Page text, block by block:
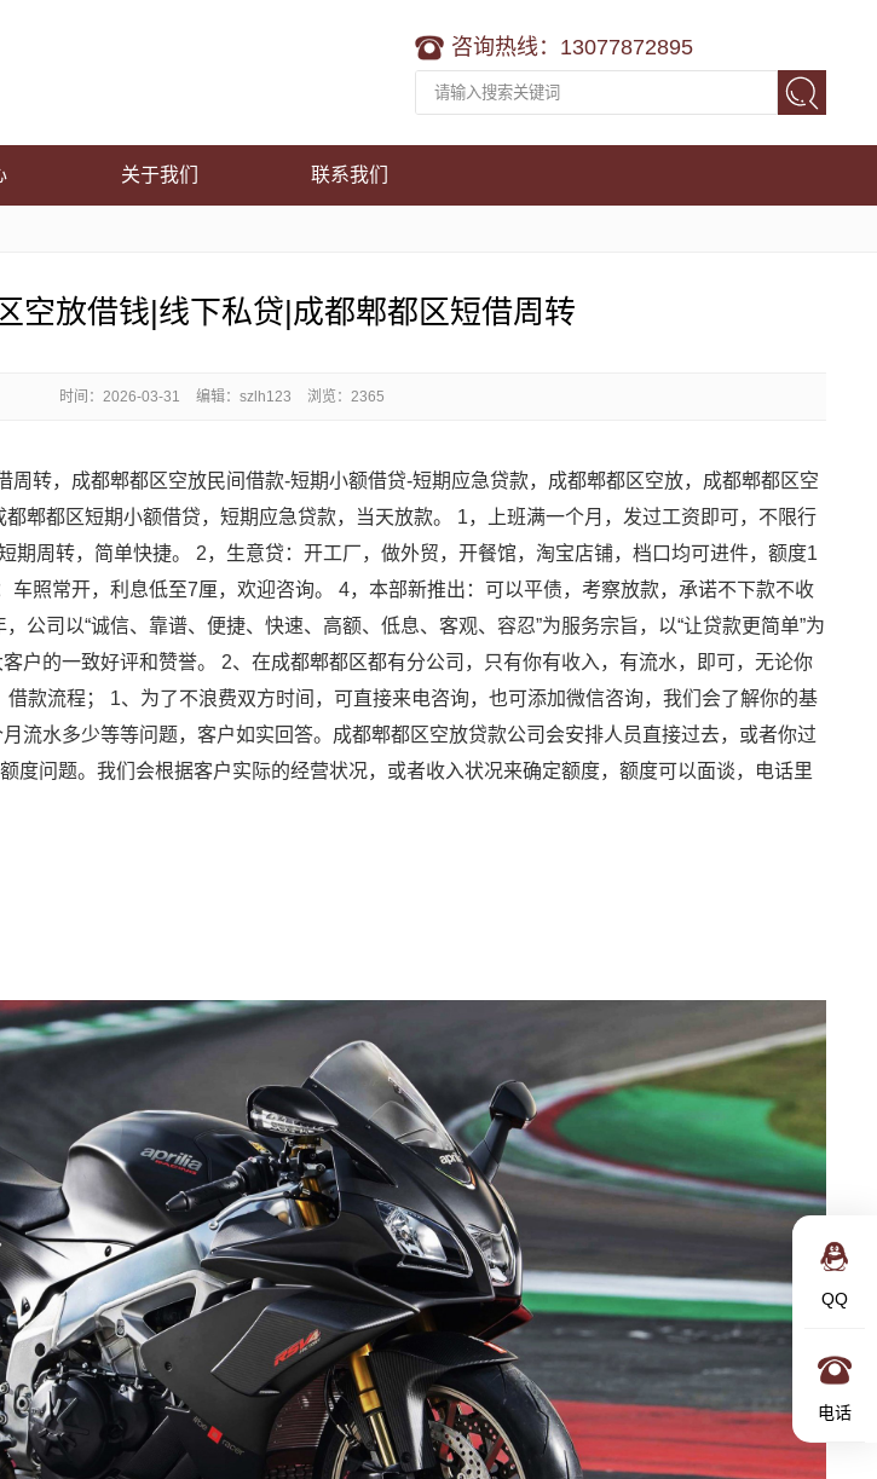
咨询热线：13077872895
关于我们 联系我们
空放借钱|线下私贷|成都郫都区短借周转
时间： 2026-03-31 编辑：szlh123 浏览：2365
周转，成都郫都区空放民间借款-短期小额借贷-短期应急贷款，成都郫都区空放，成都郫都区空
郫都区短期小额借贷，短期应急贷款，当天放款。 1，上班满一个月，发过工资即可，不限行
期周转，简单快捷。 2，生意贷：开工厂，做外贸，开餐馆，淘宝店铺，档口均可进件，额度1
车照常开，利息低至7厘，欢迎咨询。 4，本部新推出：可以平债，考察放款，承诺不下款不收
公司以“诚信、靠谱、便捷、快速、高额、低息、客观、容忍”为服务宗旨，以“让贷款更简单”为
户的一致好评和赞誉。 2、在成都郫都区都有分公司，只有你有收入，有流水，即可，无论你
款流程； 1、为了不浪费双方时间，可直接来电咨询，也可添加微信咨询，我们会了解你的基
流水多少等等问题，客户如实回答。成都郫都区空放贷款公司会安排人员直接过去，或者你过
度问题。我们会根据客户实际的经营状况，或者收入状况来确定额度，额度可以面谈，电话里
QQ
电话